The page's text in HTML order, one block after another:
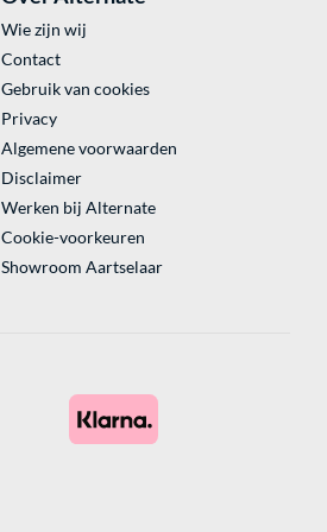
Wie zijn wij
Contact
Gebruik van cookies
Privacy
Algemene voorwaarden
Disclaimer
Werken bij Alternate
Cookie-voorkeuren
Showroom Aartselaar